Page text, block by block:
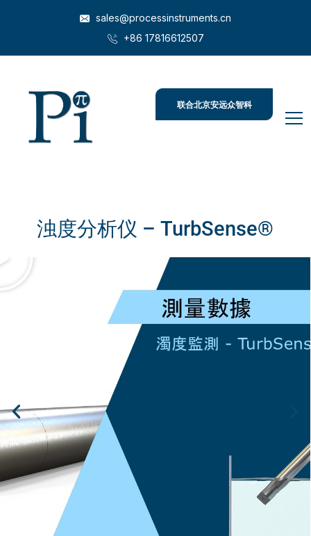
sales@processinstruments.cn
+86 17816612507
联合北京安远众智科
浊度分析仪 – TurbSense®